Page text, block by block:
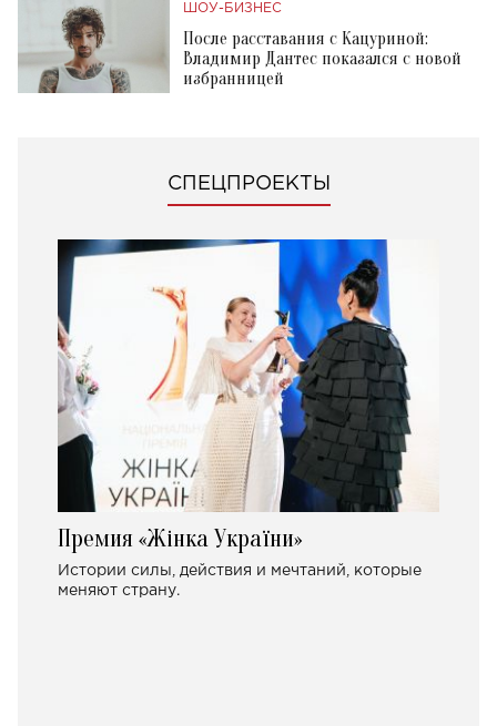
ШОУ-БИЗНЕС
После расставания с Кацуриной:
Владимир Дантес показался с новой
избранницей
СПЕЦПРОЕКТЫ
Премия «Жінка України»
Истории силы, действия и мечтаний, которые
меняют страну.